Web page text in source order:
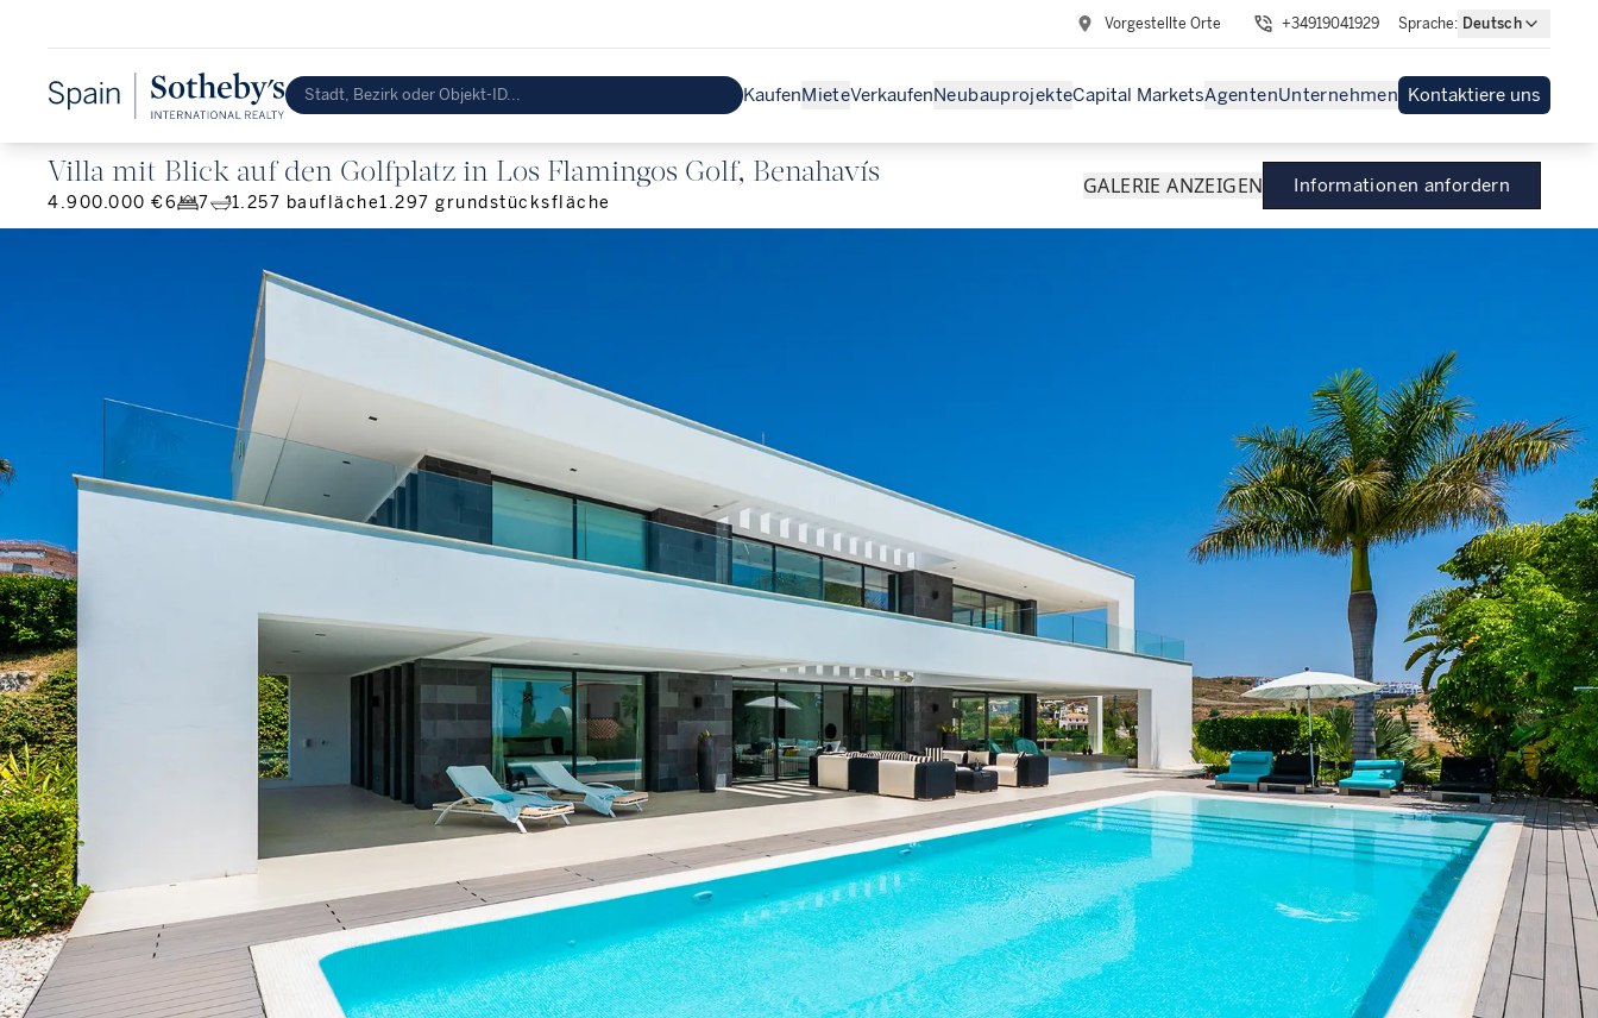
Vorgestellte Orte +34919041929 Sprache: Deutsch
KaufenMieteVerkaufenNeubauprojekteCapital MarketsAgentenUnternehmen Kontaktiere uns
Villa mit Blick auf den Golfplatz in Los Flamingos Golf, Benahavís
4.900.000 €6 7 1.257 baufläche1.297 grundstücksfläche
GALERIE ANZEIGEN Informationen anfordern